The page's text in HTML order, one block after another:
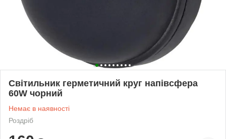
Світильник герметичний круг напівсфера
60W чорний
Немає в наявності
Роздріб